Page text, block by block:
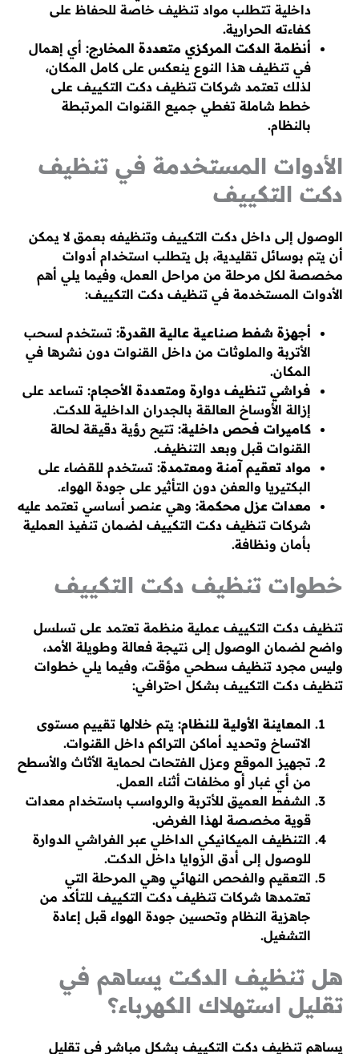
داخلية تتطلب مواد تنظيف خاصة للحفاظ على
كفاءته الحرارية.
أنظمة الدكت المركزي متعددة المخارج: أي إهمال
في تنظيف هذا النوع ينعكس على كامل المكان،
لذلك تعتمد شركات تنظيف دكت التكييف على
خطط شاملة تغطي جميع القنوات المرتبطة
بالنظام.
الأدوات المستخدمة في تنظيف
دكت التكييف
الوصول إلى داخل دكت التكييف وتنظيفه بعمق لا يمكن
أن يتم بوسائل تقليدية، بل يتطلب استخدام أدوات
مخصصة لكل مرحلة من مراحل العمل، وفيما يلي أهم
الأدوات المستخدمة في تنظيف دكت التكييف:
أجهزة شفط صناعية عالية القدرة: تستخدم لسحب
الأتربة والملوثات من داخل القنوات دون نشرها في
المكان.
فراشي تنظيف دوارة ومتعددة الأحجام: تساعد على
إزالة الأوساخ العالقة بالجدران الداخلية للدكت.
كاميرات فحص داخلية: تتيح رؤية دقيقة لحالة
القنوات قبل وبعد التنظيف.
مواد تعقيم آمنة ومعتمدة: تستخدم للقضاء على
البكتيريا والعفن دون التأثير على جودة الهواء.
معدات عزل محكمة: وهي عنصر أساسي تعتمد عليه
شركات تنظيف دكت التكييف لضمان تنفيذ العملية
بأمان ونظافة.
خطوات تنظيف دكت التكييف
تنظيف دكت التكييف عملية منظمة تعتمد على تسلسل
واضح لضمان الوصول إلى نتيجة فعالة وطويلة الأمد،
وليس مجرد تنظيف سطحي مؤقت، وفيما يلي خطوات
تنظيف دكت التكييف بشكل احترافي:
المعاينة الأولية للنظام: يتم خلالها تقييم مستوى
الاتساخ وتحديد أماكن التراكم داخل القنوات.
تجهيز الموقع وعزل الفتحات لحماية الأثاث والأسطح
من أي غبار أو مخلفات أثناء العمل.
الشفط العميق للأتربة والرواسب باستخدام معدات
قوية مخصصة لهذا الغرض.
التنظيف الميكانيكي الداخلي عبر الفراشي الدوارة
للوصول إلى أدق الزوايا داخل الدكت.
التعقيم والفحص النهائي وهي المرحلة التي
تعتمدها شركات تنظيف دكت التكييف للتأكد من
جاهزية النظام وتحسين جودة الهواء قبل إعادة
التشغيل.
هل تنظيف الدكت يساهم في
تقليل استهلاك الكهرباء؟
يساهم تنظيف دكت التكييف بشكل مباشر في تقليل